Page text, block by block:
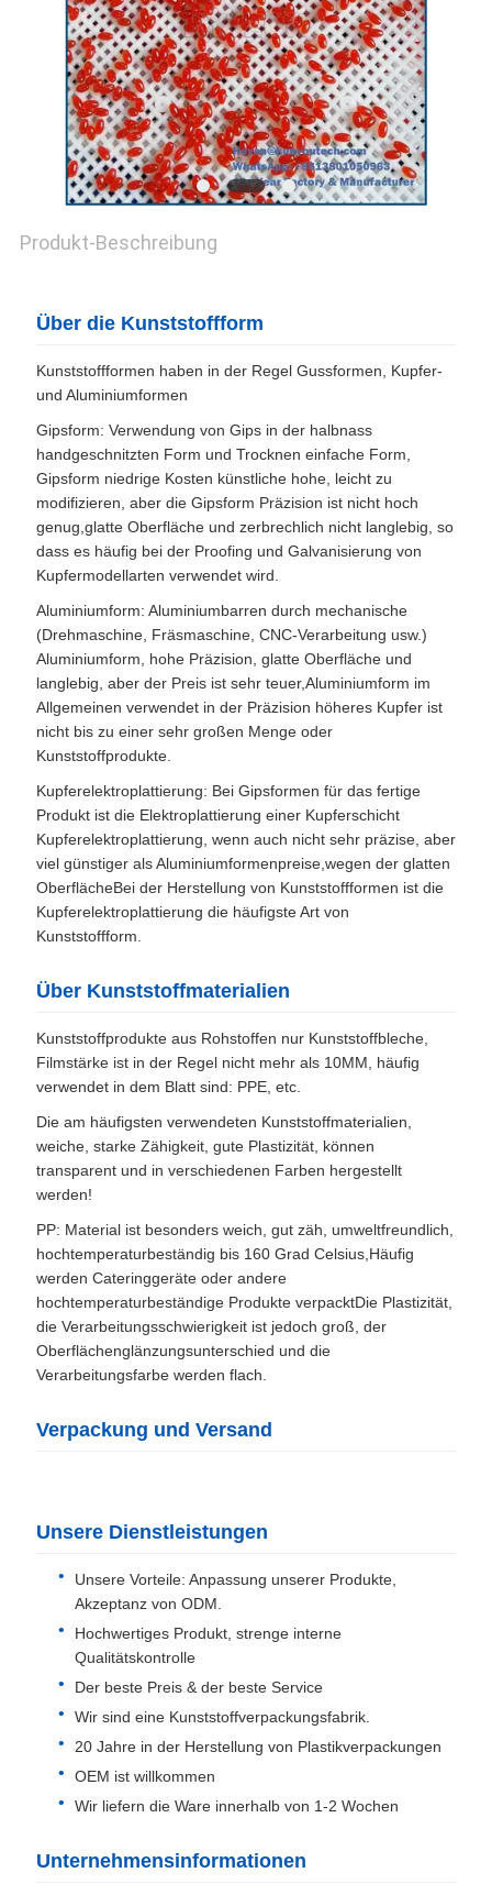
Produkt-Beschreibung
Über die Kunststoffform
Kunststoffformen haben in der Regel Gussformen, Kupfer-
und Aluminiumformen
Gipsform: Verwendung von Gips in der halbnass
handgeschnitzten Form und Trocknen einfache Form,
Gipsform niedrige Kosten künstliche hohe, leicht zu
modifizieren, aber die Gipsform Präzision ist nicht hoch
genug,glatte Oberfläche und zerbrechlich nicht langlebig, so
dass es häufig bei der Proofing und Galvanisierung von
Kupfermodellarten verwendet wird.
Aluminiumform: Aluminiumbarren durch mechanische
(Drehmaschine, Fräsmaschine, CNC-Verarbeitung usw.)
Aluminiumform, hohe Präzision, glatte Oberfläche und
langlebig, aber der Preis ist sehr teuer,Aluminiumform im
Allgemeinen verwendet in der Präzision höheres Kupfer ist
nicht bis zu einer sehr großen Menge oder
Kunststoffprodukte.
Kupferelektroplattierung: Bei Gipsformen für das fertige
Produkt ist die Elektroplattierung einer Kupferschicht
Kupferelektroplattierung, wenn auch nicht sehr präzise, aber
viel günstiger als Aluminiumformenpreise,wegen der glatten
OberflächeBei der Herstellung von Kunststoffformen ist die
Kupferelektroplattierung die häufigste Art von
Kunststoffform.
Über Kunststoffmaterialien
Kunststoffprodukte aus Rohstoffen nur Kunststoffbleche,
Filmstärke ist in der Regel nicht mehr als 10MM, häufig
verwendet in dem Blatt sind: PPE, etc.
Die am häufigsten verwendeten Kunststoffmaterialien,
weiche, starke Zähigkeit, gute Plastizität, können
transparent und in verschiedenen Farben hergestellt
werden!
PP: Material ist besonders weich, gut zäh, umweltfreundlich,
hochtemperaturbeständig bis 160 Grad Celsius,Häufig
werden Cateringgeräte oder andere
hochtemperaturbeständige Produkte verpacktDie Plastizität,
die Verarbeitungsschwierigkeit ist jedoch groß, der
Oberflächenglänzungsunterschied und die
Verarbeitungsfarbe werden flach.
Verpackung und Versand
Unsere Dienstleistungen
Unsere Vorteile: Anpassung unserer Produkte,
Akzeptanz von ODM.
Hochwertiges Produkt, strenge interne
Qualitätskontrolle
Der beste Preis & der beste Service
Wir sind eine Kunststoffverpackungsfabrik.
20 Jahre in der Herstellung von Plastikverpackungen
OEM ist willkommen
Wir liefern die Ware innerhalb von 1-2 Wochen
Unternehmensinformationen